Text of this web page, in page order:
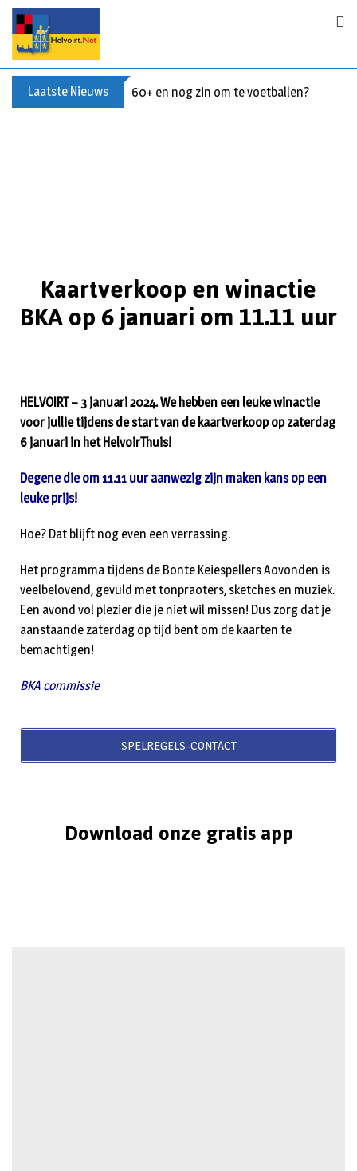
Laatste Nieuws 60+ en nog zin om te voetballen? Kom
Kaartverkoop en winactie
BKA op 6 januari om 11.11 uur
HELVOIRT – 3 januari 2024. We hebben een leuke winactie
voor jullie tijdens de start van de kaartverkoop op zaterdag
6 januari in het HelvoirThuis!
Degene die om 11.11 uur aanwezig zijn maken kans op een
leuke prijs!
Hoe? Dat blijft nog even een verrassing.
Het programma tijdens de Bonte Keiespellers Aovonden is
veelbelovend, gevuld met tonpraoters, sketches en muziek.
Een avond vol plezier die je niet wil missen! Dus zorg dat je
aanstaande zaterdag op tijd bent om de kaarten te
bemachtigen!
BKA commissie
SPELREGELS-CONTACT
Download onze gratis app